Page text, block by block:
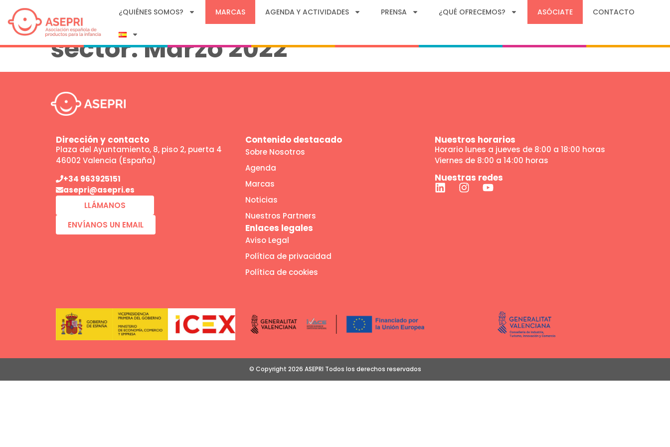
¿QUIÉNES SOMOS? MARCAS AGENDA Y ACTIVIDADES PRENSA ¿QUÉ OFRECEMOS? ASÓCIATE CONTACTO
ASEPRI MAGAZINE. Noticias y marcas del
sector. Marzo 2022
Dirección y contacto
Plaza del Ayuntamiento, 8, piso 2, puerta 4
46002 Valencia (España)
+34 963925151
asepri@asepri.es
LLÁMANOS
ENVÍANOS UN EMAIL
Contenido destacado
Sobre Nosotros
Agenda
Marcas
Noticias
Nuestros Partners
Enlaces legales
Aviso Legal
Política de privacidad
Política de cookies
Nuestros horarios
Horario lunes a jueves de 8:00 a 18:00 horas
Viernes de 8:00 a 14:00 horas
Nuestras redes
© Copyright 2026 ASEPRI Todos los derechos reservados